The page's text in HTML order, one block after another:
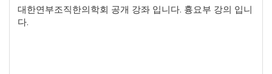
대한연부조직한의학회 공개 강좌 입니다. 흉요부 강의 입니
다.